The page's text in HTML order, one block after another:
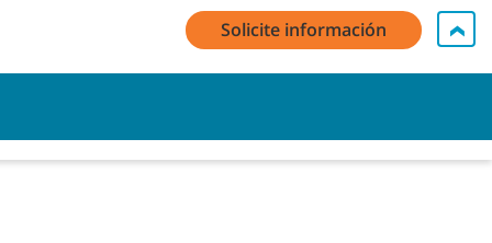
Contacte con nosotros Español - ES
Solicite información